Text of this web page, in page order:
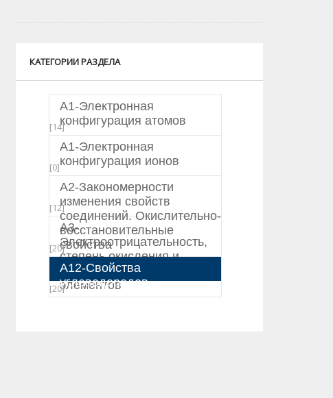
КАТЕГОРИИ РАЗДЕЛА
А1-Электронная
конфигурация атомов
[14]
A1-Электронная
конфигурация ионов
[0]
A2-Закономерности
изменения свойств
соединений. Окислительно-
восстановительные
свойства
[12]
А3-
Электроотрицательность,
степень окисления и
валентность химических
элементов
[20]
А12-Свойства
углеводородов
[20]